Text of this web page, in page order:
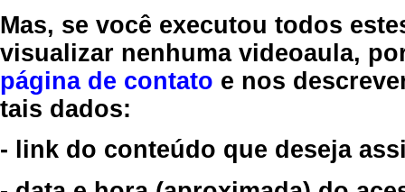
Mas, se você executou todos
visualizar nenhuma videoaula,
página de contato e nos
tais dados:
- link do conteúdo que deseja